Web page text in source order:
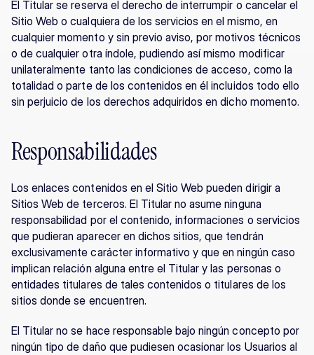
El Titular se reserva el derecho de interrumpir o cancelar el
Sitio Web o cualquiera de los servicios en el mismo, en
cualquier momento y sin previo aviso, por motivos técnicos
o de cualquier otra índole, pudiendo así mismo modificar
unilateralmente tanto las condiciones de acceso, como la
totalidad o parte de los contenidos en él incluidos todo ello
sin perjuicio de los derechos adquiridos en dicho momento.
Responsabilidades
Los enlaces contenidos en el Sitio Web pueden dirigir a
Sitios Web de terceros. El Titular no asume ninguna
responsabilidad por el contenido, informaciones o servicios
que pudieran aparecer en dichos sitios, que tendrán
exclusivamente carácter informativo y que en ningún caso
implican relación alguna entre el Titular y las personas o
entidades titulares de tales contenidos o titulares de los
sitios donde se encuentren.
El Titular no se hace responsable bajo ningún concepto por
ningún tipo de daño que pudiesen ocasionar los Usuarios al